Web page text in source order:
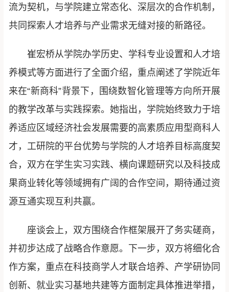
流为契机，与学院建立常态化、深层次的合作机制，
共同探索人才培养与产业需求无缝对接的新路径。
崔宏桥从学院办学历史、学科专业设置和人才培
养模式等方面进行了全面介绍，重点阐述了学院近年
来在“新商科”背景下，围绕数智化管理等方向所开展
的教学改革与实践探索。她指出，学院始终致力于培
养适应区域经济社会发展需要的高素质应用型商科人
才，工研院的平台优势与学院的人才培养目标高度契
合，双方在学生实习实践、横向课题研究以及科技成
果商业转化等领域拥有广阔的合作空间，期待通过资
源互通实现互利共赢。
座谈会上，双方围绕合作框架展开了务实磋商，
并初步达成了战略合作意愿。下一步，双方将细化合
作方案，重点在科技商学人才联合培养、产学研协同
创新、就业实习基地共建等方面制定具体推进举措，